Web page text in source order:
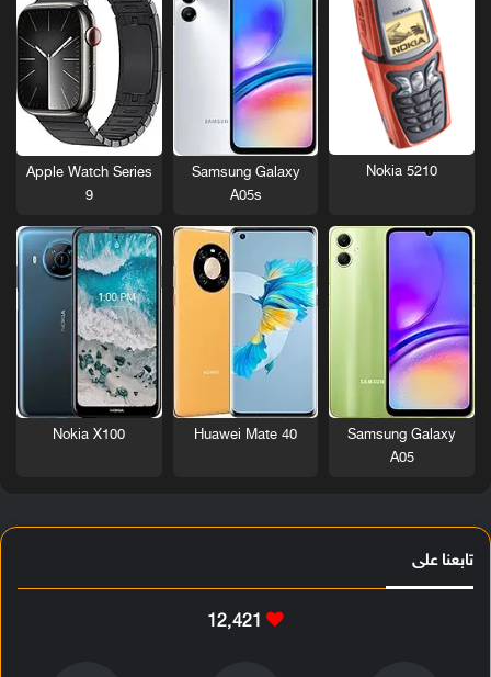
Nokia 5210
Samsung Galaxy
A05s
Apple Watch Series
9
Samsung Galaxy
A05
Huawei Mate 40
Nokia X100
تابعنا على
12٬421